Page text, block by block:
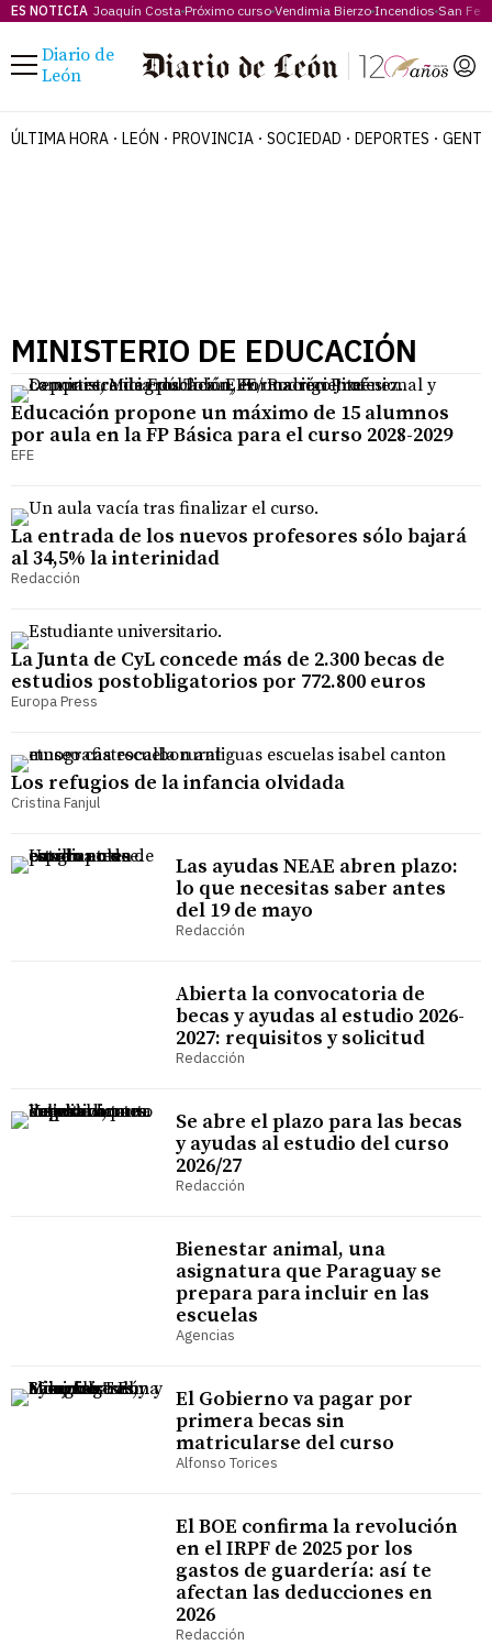
ES NOTICIA Joaquín Costa Próximo curso Vendimia Bierzo Incendios San Feliz
Menú
Diario de
León
ÚLTIMA HORA LEÓN PROVINCIA SOCIEDAD DEPORTES GENTE
MINISTERIO DE EDUCACIÓN
Educación propone un máximo de 15 alumnos
por aula en la FP Básica para el curso 2028-2029
EFE
La entrada de los nuevos profesores sólo bajará
al 34,5% la interinidad
Redacción
La Junta de CyL concede más de 2.300 becas de
estudios postobligatorios por 772.800 euros
Europa Press
Los refugios de la infancia olvidada
Cristina Fanjul
Las ayudas NEAE abren plazo:
lo que necesitas saber antes
del 19 de mayo
Redacción
Abierta la convocatoria de
becas y ayudas al estudio 2026-
2027: requisitos y solicitud
Redacción
Se abre el plazo para las becas
y ayudas al estudio del curso
2026/27
Redacción
Bienestar animal, una
asignatura que Paraguay se
prepara para incluir en las
escuelas
Agencias
El Gobierno va pagar por
primera becas sin
matricularse del curso
Alfonso Torices
El BOE confirma la revolución
en el IRPF de 2025 por los
gastos de guardería: así te
afectan las deducciones en
2026
Redacción